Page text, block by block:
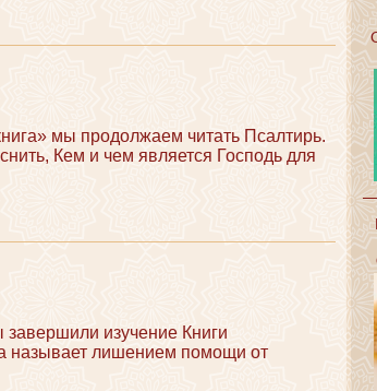
мы продолжаем читать Псалтирь.
Кем и чем является Господь для
завершили изучение Книги
называет лишением помощи от